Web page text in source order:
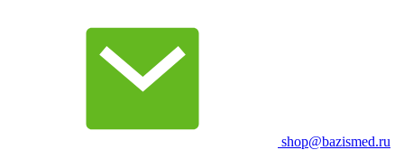
shop@bazismed.ru